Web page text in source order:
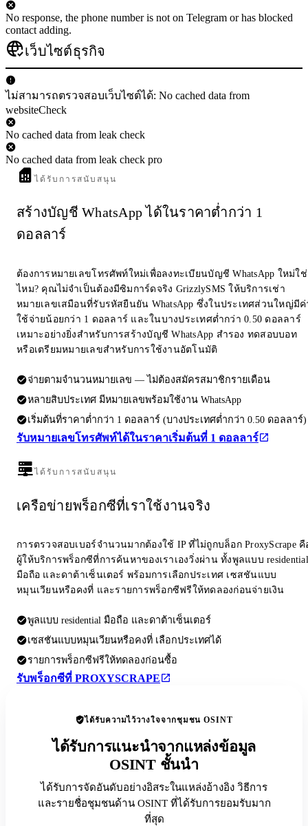
No response, the phone number is not on Telegram or has blocked
contact adding.
เว็บไซต์ธุรกิจ
ไม่สามารถตรวจสอบเว็บไซต์ได้: No cached data from
websiteCheck
No cached data from leak check
No cached data from leak check pro
ได้รับการสนับสนุน
สร้างบัญชี WhatsApp ได้ในราคาต่ำกว่า 1
ดอลลาร์
ต้องการหมายเลขโทรศัพท์ใหม่เพื่อลงทะเบียนบัญชี WhatsApp ใหม่ใช่
ไหม? คุณไม่จำเป็นต้องมีซิมการ์ดจริง GrizzlySMS ให้บริการเช่า
หมายเลขเสมือนที่รับรหัสยืนยัน WhatsApp ซึ่งในประเทศส่วนใหญ่มีค่
ใช้จ่ายน้อยกว่า 1 ดอลลาร์ และในบางประเทศต่ำกว่า 0.50 ดอลลาร์
เหมาะอย่างยิ่งสำหรับการสร้างบัญชี WhatsApp สำรอง ทดสอบบอท
หรือเตรียมหมายเลขสำหรับการใช้งานอัตโนมัติ
จ่ายตามจำนวนหมายเลข — ไม่ต้องสมัครสมาชิกรายเดือน
หลายสิบประเทศ มีหมายเลขพร้อมใช้งาน WhatsApp
เริ่มต้นที่ราคาต่ำกว่า 1 ดอลลาร์ (บางประเทศต่ำกว่า 0.50 ดอลลาร์)
รับหมายเลขโทรศัพท์ได้ในราคาเริ่มต้นที่ 1 ดอลลาร์
ได้รับการสนับสนุน
เครือข่ายพร็อกซีที่เราใช้งานจริง
การตรวจสอบเบอร์จำนวนมากต้องใช้ IP ที่ไม่ถูกบล็อก ProxyScrape คื
ผู้ให้บริการพร็อกซีที่การค้นหาของเราเองวิ่งผ่าน ทั้งพูลแบบ residential
มือถือ และดาต้าเซ็นเตอร์ พร้อมการเลือกประเทศ เซสชันแบบ
หมุนเวียนหรือคงที่ และรายการพร็อกซีฟรีให้ทดลองก่อนจ่ายเงิน
พูลแบบ residential มือถือ และดาต้าเซ็นเตอร์
เซสชันแบบหมุนเวียนหรือคงที่ เลือกประเทศได้
รายการพร็อกซีฟรีให้ทดลองก่อนซื้อ
รับพร็อกซีที่ PROXYSCRAPE
ได้รับความไว้วางใจจากชุมชน OSINT
ได้รับการแนะนำจากแหล่งข้อมูล
OSINT ชั้นนำ
ได้รับการจัดอันดับอย่างอิสระในแหล่งอ้างอิง วิธีการ
และรายชื่อชุมชนด้าน OSINT ที่ได้รับการยอมรับมาก
ที่สุด